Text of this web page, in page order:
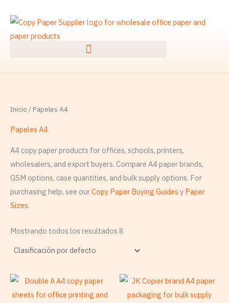
contenido
u
s
Inicio / Papeles A4
Papeles A4
A4 copy paper products for offices, schools, printers,
wholesalers, and export buyers. Compare A4 paper brands,
GSM options, case quantities, and bulk supply options. For
purchasing help, see ourCopy Paper Buying Guides y Paper
Sizes.
Mostrando todos los resultados 8